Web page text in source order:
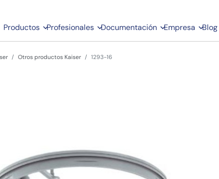
Productos Profesionales Documentación Empresa Blog
Otros productos Kaiser 1293-16